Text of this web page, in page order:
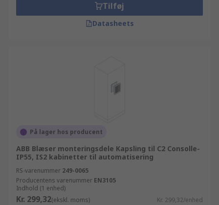
Tilføj
Datasheets
På lager hos producent
ABB Blæser monteringsdele Kapsling til C2 Consolle-
IP55, IS2 kabinetter til automatisering
RS-varenummer 249-0065
Producentens varenummer EN3105
Indhold (1 enhed)
Kr. 299,32(ekskl. moms) Kr. 299,32/enhed